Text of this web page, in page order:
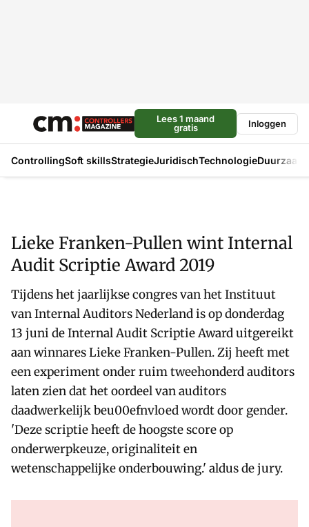
Lees 1 maand
gratis
Inloggen
ControllingSoft skillsStrategieJuridischTechnologie
Lieke Franken-Pullen wint Internal
Audit Scriptie Award 2019
Tijdens het jaarlijkse congres van het Instituut
van Internal Auditors Nederland is op donderdag
13 juni de Internal Audit Scriptie Award uitgereikt
aan winnares Lieke Franken-Pullen. Zij heeft met
een experiment onder ruim tweehonderd auditors
laten zien dat het oordeel van auditors
daadwerkelijk beu00efnvloed wordt door gender.
'Deze scriptie heeft de hoogste score op
onderwerpkeuze, originaliteit en
wetenschappelijke onderbouwing.' aldus de jury.